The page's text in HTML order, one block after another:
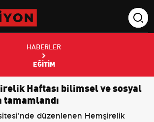
HABERLER
EĞITIM
Haftası bilimsel ve sosyal
düzenlenen Hemşirelik